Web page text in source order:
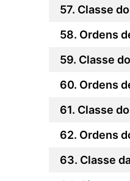
Classe
Ordens
Classe
Ordens
Classe
Ordens
Classe